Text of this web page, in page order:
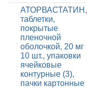
АТОРВАСТАТИН,
таблетки,
покрытые
пленочной
оболочкой, 20 мг
10 шт., упаковки
ячейковые
контурные (3),
пачки картонные